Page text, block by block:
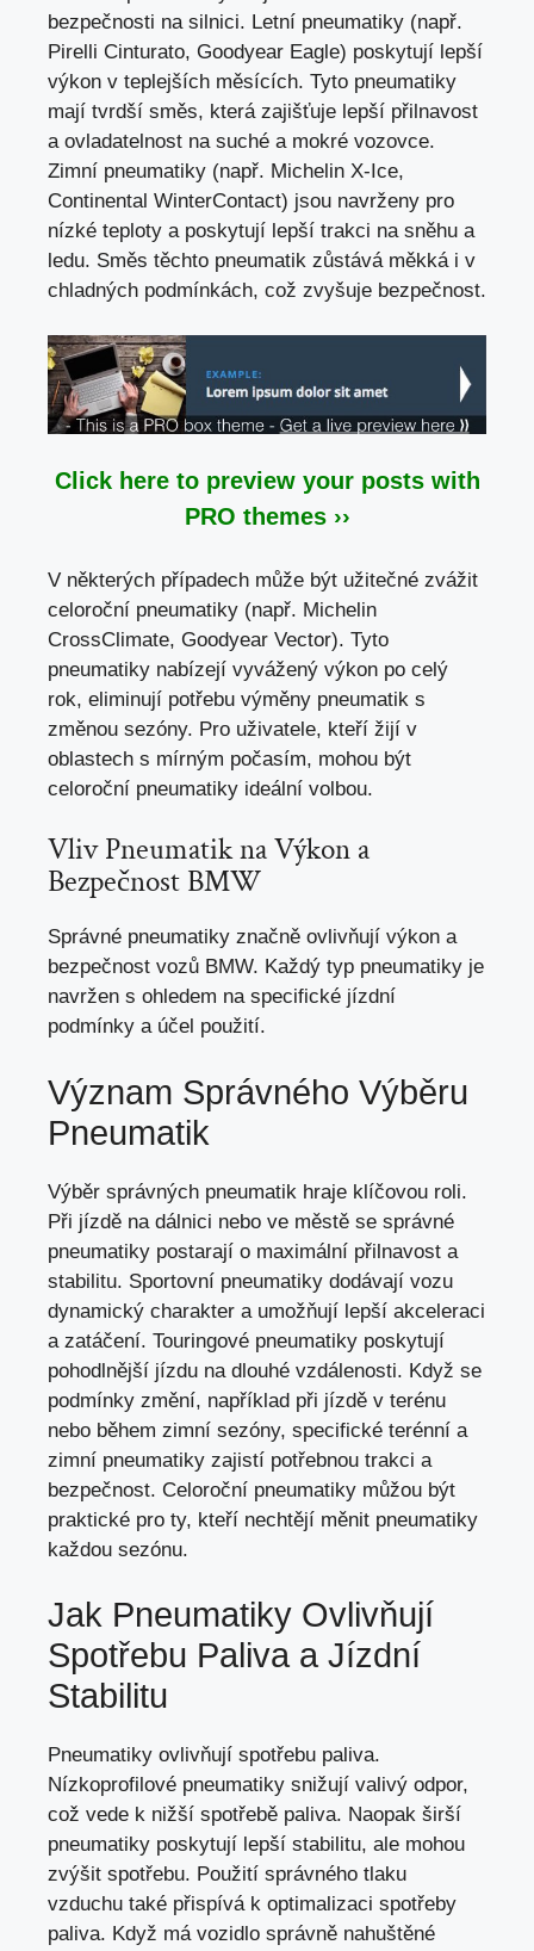
bezpečnosti na silnici. Letní pneumatiky (např.
Pirelli Cinturato, Goodyear Eagle) poskytují lepší
výkon v teplejších měsících. Tyto pneumatiky
mají tvrdší směs, která zajišťuje lepší přilnavost
a ovladatelnost na suché a mokré vozovce.
Zimní pneumatiky (např. Michelin X-Ice,
Continental WinterContact) jsou navrženy pro
nízké teploty a poskytují lepší trakci na sněhu a
ledu. Směs těchto pneumatik zůstává měkká i v
chladných podmínkách, což zvyšuje bezpečnost.
Click here to preview your posts with
PRO themes ››
V některých případech může být užitečné zvážit
celoroční pneumatiky (např. Michelin
CrossClimate, Goodyear Vector). Tyto
pneumatiky nabízejí vyvážený výkon po celý
rok, eliminují potřebu výměny pneumatik s
změnou sezóny. Pro uživatele, kteří žijí v
oblastech s mírným počasím, mohou být
celoroční pneumatiky ideální volbou.
Vliv Pneumatik na Výkon a
Bezpečnost BMW
Správné pneumatiky značně ovlivňují výkon a
bezpečnost vozů BMW. Každý typ pneumatiky je
navržen s ohledem na specifické jízdní
podmínky a účel použití.
Význam Správného Výběru
Pneumatik
Výběr správných pneumatik hraje klíčovou roli.
Při jízdě na dálnici nebo ve městě se správné
pneumatiky postarají o maximální přilnavost a
stabilitu. Sportovní pneumatiky dodávají vozu
dynamický charakter a umožňují lepší akceleraci
a zatáčení. Touringové pneumatiky poskytují
pohodlnější jízdu na dlouhé vzdálenosti. Když se
podmínky změní, například při jízdě v terénu
nebo během zimní sezóny, specifické terénní a
zimní pneumatiky zajistí potřebnou trakci a
bezpečnost. Celoroční pneumatiky můžou být
praktické pro ty, kteří nechtějí měnit pneumatiky
každou sezónu.
Jak Pneumatiky Ovlivňují
Spotřebu Paliva a Jízdní
Stabilitu
Pneumatiky ovlivňují spotřebu paliva.
Nízkoprofilové pneumatiky snižují valivý odpor,
což vede k nižší spotřebě paliva. Naopak širší
pneumatiky poskytují lepší stabilitu, ale mohou
zvýšit spotřebu. Použití správného tlaku
vzduchu také přispívá k optimalizaci spotřeby
paliva. Když má vozidlo správně nahuštěné